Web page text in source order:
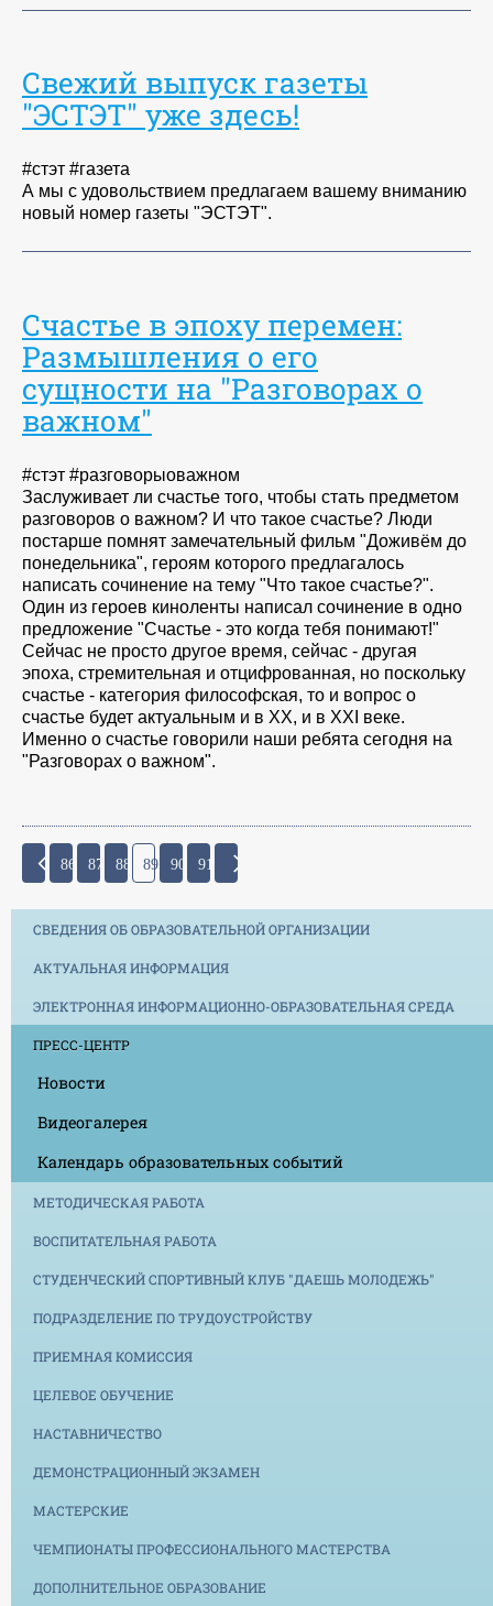
Свежий выпуск газеты
"ЭСТЭТ" уже здесь!
#стэт #газета
А мы с удовольствием предлагаем вашему вниманию
новый номер газеты "ЭСТЭТ".
Счастье в эпоху перемен:
Размышления о его
сущности на "Разговорах о
важном"
#стэт #разговорыоважном
Заслуживает ли счастье того, чтобы стать предметом
разговоров о важном? И что такое счастье? Люди
постарше помнят замечательный фильм "Доживём до
понедельника", героям которого предлагалось
написать сочинение на тему "Что такое счастье?".
Один из героев киноленты написал сочинение в одно
предложение "Счастье - это когда тебя понимают!"
Сейчас не просто другое время, сейчас - другая
эпоха, стремительная и отцифрованная, но поскольку
счастье - категория философская, то и вопрос о
счастье будет актуальным и в ХХ, и в ХХI веке.
Именно о счастье говорили наши ребята сегодня на
"Разговорах о важном".
86 87 88 89 90 91
СВЕДЕНИЯ ОБ ОБРАЗОВАТЕЛЬНОЙ ОРГАНИЗАЦИИ
АКТУАЛЬНАЯ ИНФОРМАЦИЯ
ЭЛЕКТРОННАЯ ИНФОРМАЦИОННО-ОБРАЗОВАТЕЛЬНАЯ СРЕДА
ПРЕСС-ЦЕНТР
Новости
Видеогалерея
Календарь образовательных событий
МЕТОДИЧЕСКАЯ РАБОТА
ВОСПИТАТЕЛЬНАЯ РАБОТА
СТУДЕНЧЕСКИЙ СПОРТИВНЫЙ КЛУБ "ДАЕШЬ МОЛОДЕЖЬ"
ПОДРАЗДЕЛЕНИЕ ПО ТРУДОУСТРОЙСТВУ
ПРИЕМНАЯ КОМИССИЯ
ЦЕЛЕВОЕ ОБУЧЕНИЕ
НАСТАВНИЧЕСТВО
ДЕМОНСТРАЦИОННЫЙ ЭКЗАМЕН
МАСТЕРСКИЕ
ЧЕМПИОНАТЫ ПРОФЕССИОНАЛЬНОГО МАСТЕРСТВА
ДОПОЛНИТЕЛЬНОЕ ОБРАЗОВАНИЕ